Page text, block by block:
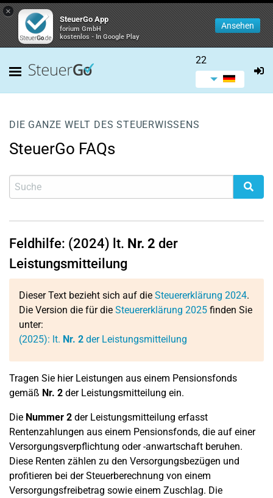
×
SteuerGo App
forium GmbH
kostenlos - In Google Play
Ansehen
22
DIE GANZE WELT DES STEUERWISSENS
SteuerGo FAQs
Feldhilfe: (2024) lt. Nr. 2 der
Leistungsmitteilung
Dieser Text bezieht sich auf die Steuererklärung 2024.
Die Version die für die Steuererklärung 2025 finden Sie
unter:
(2025): lt. Nr. 2 der Leistungsmitteilung
Tragen Sie hier Leistungen aus einem Pensionsfonds
gemäß Nr. 2 der Leistungsmitteilung ein.
Die Nummer 2 der Leistungsmitteilung erfasst
Rentenzahlungen aus einem Pensionsfonds, die auf einer
Versorgungsverpflichtung oder -anwartschaft beruhen.
Diese Renten zählen zu den Versorgungsbezügen und
profitieren bei der Steuerberechnung von einem
Versorgungsfreibetrag sowie einem Zuschlag. Die